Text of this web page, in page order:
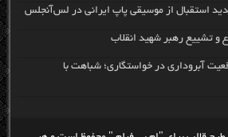
استقبال از موسیقی پاپ ایرانی در لس‌آنجلس
آبروداری در خواستگاری؛ شباهت با